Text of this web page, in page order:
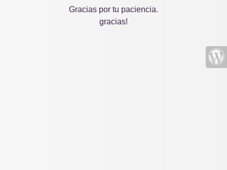
Gracias por tu paciencia.
gracias!